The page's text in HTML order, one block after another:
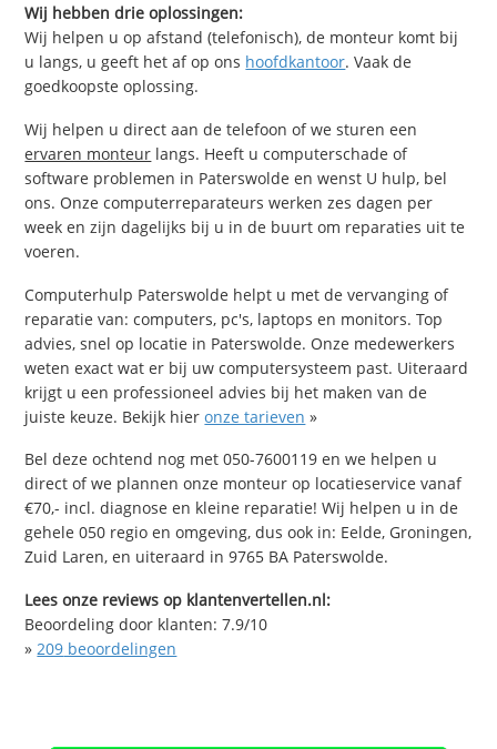
Wij hebben drie oplossingen:
Wij helpen u op afstand (telefonisch), de monteur komt bij
u langs, u geeft het af op ons hoofdkantoor. Vaak de
goedkoopste oplossing.
Wij helpen u direct aan de telefoon of we sturen een
ervaren monteur langs. Heeft u computerschade of
software problemen in Paterswolde en wenst U hulp, bel
ons. Onze computerreparateurs werken zes dagen per
week en zijn dagelijks bij u in de buurt om reparaties uit te
voeren.
Computerhulp Paterswolde helpt u met de vervanging of
reparatie van: computers, pc's, laptops en monitors. Top
advies, snel op locatie in Paterswolde. Onze medewerkers
weten exact wat er bij uw computersysteem past. Uiteraard
krijgt u een professioneel advies bij het maken van de
juiste keuze. Bekijk hieronze tarieven »
Bel deze ochtend nog met 050-7600119 en we helpen u
direct of we plannen onze monteur op locatieservice vanaf
€70,- incl. diagnose en kleine reparatie! Wij helpen u in de
gehele 050 regio en omgeving, dus ook in: Eelde, Groningen,
Zuid Laren, en uiteraard in 9765 BA Paterswolde.
Lees onze reviews op klantenvertellen.nl:
Beoordeling door klanten:7.9/10
»209 beoordelingen